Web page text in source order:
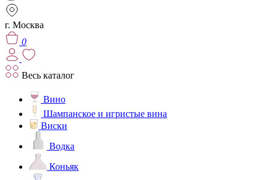
г. Москва
0
Весь каталог
Вино
Шампанское и игристые вина
Виски
Водка
Коньяк